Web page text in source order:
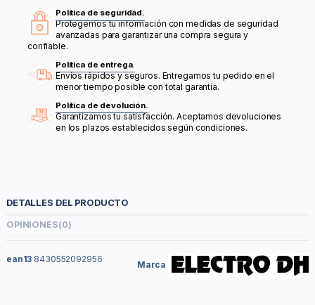
Política de seguridad.
Protegemos tu información con medidas de seguridad
avanzadas para garantizar una compra segura y
confiable.
Política de entrega.
Envíos rápidos y seguros. Entregamos tu pedido en el
menor tiempo posible con total garantía.
Política de devolución.
Garantizamos tu satisfacción. Aceptamos devoluciones
en los plazos establecidos según condiciones.
DETALLES DEL PRODUCTO
OPINIONES(0)
Marca
ean13 8430552092956